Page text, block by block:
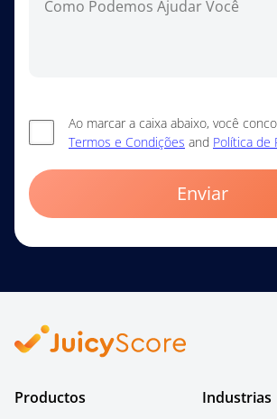
Ao marcar a caixa abaixo, você
Termos e Condições and Política de
Enviar
Productos Industrias